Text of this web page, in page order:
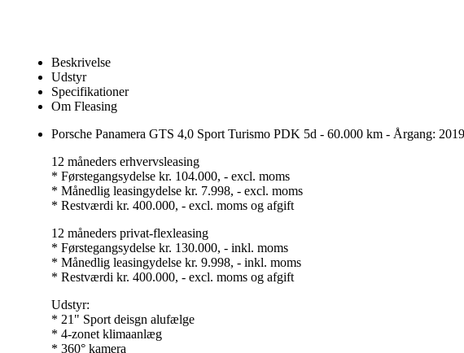
Beskrivelse
Udstyr
Specifikationer
Om Fleasing
Porsche Panamera GTS 4,0 Sport Turismo PDK 5d - 60.000 km - Årgang: 2019
12 måneders erhvervsleasing
* Førstegangsydelse kr. 104.000, - excl. moms
* Månedlig leasingydelse kr. 7.998, - excl. moms
* Restværdi kr. 400.000, - excl. moms og afgift
12 måneders privat-flexleasing
* Førstegangsydelse kr. 130.000, - inkl. moms
* Månedlig leasingydelse kr. 9.998, - inkl. moms
* Restværdi kr. 400.000, - excl. moms og afgift
Udstyr:
* 21" Sport deisgn alufælge
* 4-zonet klimaanlæg
* 360° kamera